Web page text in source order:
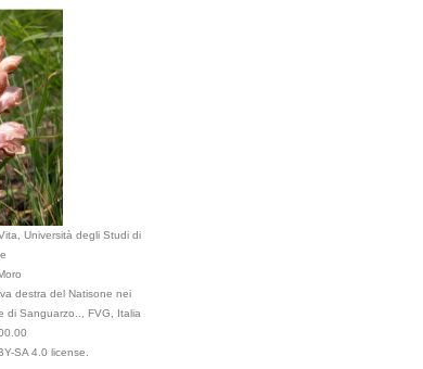
Università degli Studi di
destra del Natisone nei
di Sanguarzo.., FVG, Italia
SA 4.0 license.